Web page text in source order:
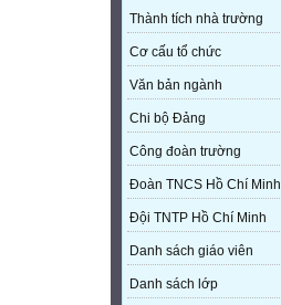
Thành tích nhà trường
Cơ cấu tổ chức
Văn bản ngành
Chi bộ Đảng
Công đoàn trường
Đoàn TNCS Hồ Chí Minh
Đội TNTP Hồ Chí Minh
Danh sách giáo viên
Danh sách lớp